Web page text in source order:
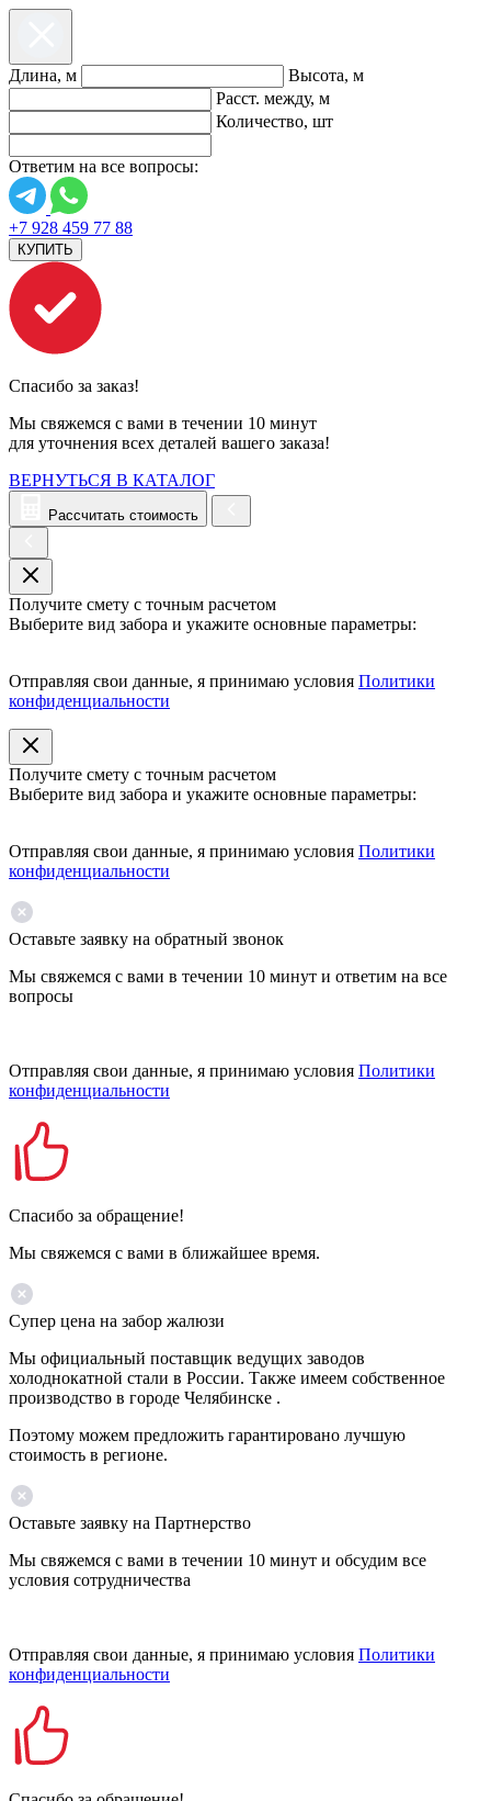
Длина, м
Высота, м
Расст. между, м
Количество, шт
Ответим на все вопросы:
+7 928 459 77 88
КУПИТЬ
Спасибо за заказ!
Мы свяжемся с вами в течении 10 минут
для уточнения всех деталей вашего заказа!
ВЕРНУТЬСЯ В КАТАЛОГ
Рассчитать стоимость
Получите смету с точным расчетом
Выберите вид забора и укажите основные параметры:
Отправляя свои данные, я принимаю условия Политики
конфиденциальности
Получите смету с точным расчетом
Выберите вид забора и укажите основные параметры:
Отправляя свои данные, я принимаю условия Политики
конфиденциальности
Оставьте заявку на обратный звонок
Мы свяжемся с вами в течении 10 минут и ответим на все
вопросы
Отправляя свои данные, я принимаю условия Политики
конфиденциальности
Спасибо за обращение!
Мы свяжемся с вами в ближайшее время.
Супер цена на забор жалюзи
Мы официальный поставщик ведущих заводов
холоднокатной стали в России. Также имеем собственное
производство в городе Челябинске .
Поэтому можем предложить гарантировано лучшую
стоимость в регионе.
Оставьте заявку на Партнерство
Мы свяжемся с вами в течении 10 минут и обсудим все
условия сотрудничества
Отправляя свои данные, я принимаю условия Политики
конфиденциальности